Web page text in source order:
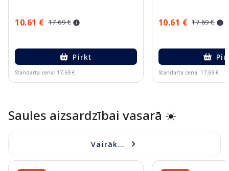
10.61 € 17.69 €
Pirkt
Standarta cena: 17.69 €
10.61 € 17.69 €
Standarta cena: 17.69 €
Saules aizsardzībai vasarā ☀️
Vairāk...